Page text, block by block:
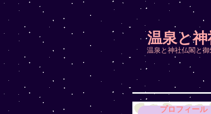
温泉と神
温泉と神社仏閣と
プロフィール